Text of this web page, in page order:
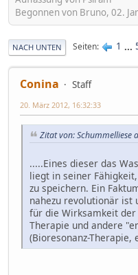
Begonnen von Bruno, 02.
NACH UNTEN Seiten 1 ...
Conina
Staff
20. März 2012, 16:32:33
Zitat von: Schummelliese
.....Eines dieser das
liegt in seiner
zu speichern. Ein
nahezu revolutionär ist
für die Wirksamkeit
Therapie und andere
(Bioresonanz-Therapie,